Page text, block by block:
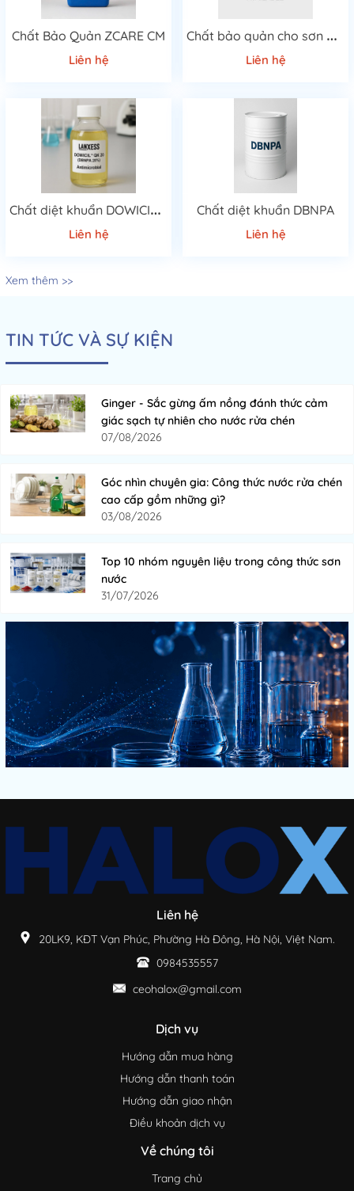
Chất Bảo Quản ZCARE CM
Liên hệ
C
hất bảo quản cho sơn Biocide CZ
Liên hệ
C
hất diệt khuẩn DOWICIL™ QK 20
Liên hệ
Chất diệt khuẩn DBNPA
Liên hệ
Xem thêm >>
TIN TỨC VÀ SỰ KIỆN
Ginger - Sắc gừng ấm nồng đánh thức cảm
giác sạch tự nhiên cho nước rửa chén
07/08/2026
Góc nhìn chuyên gia: Công thức nước rửa chén
cao cấp gồm những gì?
03/08/2026
Top 10 nhóm nguyên liệu trong công thức sơn
nước
31/07/2026
Liên hệ
20LK9, KĐT Vạn Phúc, Phường Hà Đông, Hà Nội, Việt Nam.
0984535557
ceohalox@gmail.com
Dịch vụ
Hướng dẫn mua hàng
Hướng dẫn thanh toán
Hướng dẫn giao nhận
Điều khoản dịch vụ
Về chúng tôi
Trang chủ